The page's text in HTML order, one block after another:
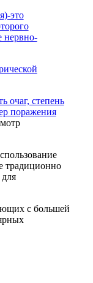
это
нервно-
очаг, степень
поражения
традиционно
с большей